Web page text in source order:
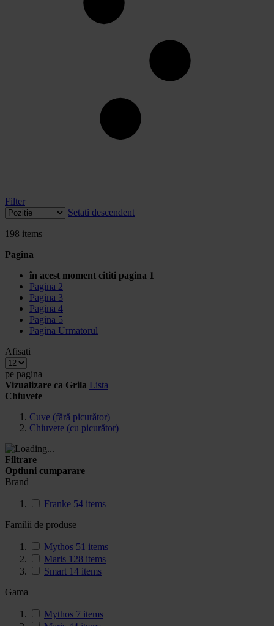
Filter
Setati descendent
198 items
Pagina
în acest moment cititi pagina 1
Pagina 2
Pagina 3
Pagina 4
Pagina 5
Pagina Urmatorul
Afisati
pe pagina
Vizualizare ca Grila Lista
Chiuvete
Cuve (fără picurător)
Chiuvete (cu picurător)
Filtrare
Optiuni cumparare
Brand
Franke 54 items
Familii de produse
Mythos 51 items
Maris 128 items
Smart 14 items
Gama
Mythos 7 items